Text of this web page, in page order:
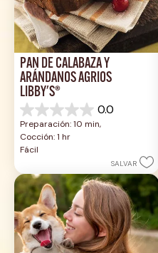
PAN DE CALABAZA Y
ARÁNDANOS AGRIOS
LIBBY'S®
0.0
0.0
de
5
estrellas.
Preparación: 10 min,
Cocción: 1 hr
Fácil
SALVAR